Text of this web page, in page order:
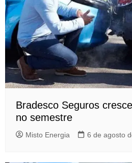
Bradesco Seguros
no semestre
Misto Energia 6 de agosto